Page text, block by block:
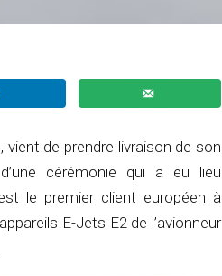
vient de prendre livraison de son
cérémonie qui a eu lieu
le premier client européen à
E-Jets E2 de l’avionneur